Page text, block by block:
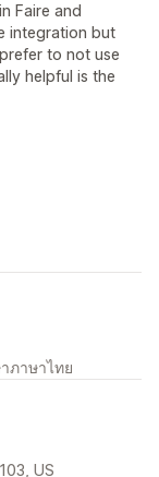
Faire and
integration but
to not use
helpful is the
ภาษาไทย
US